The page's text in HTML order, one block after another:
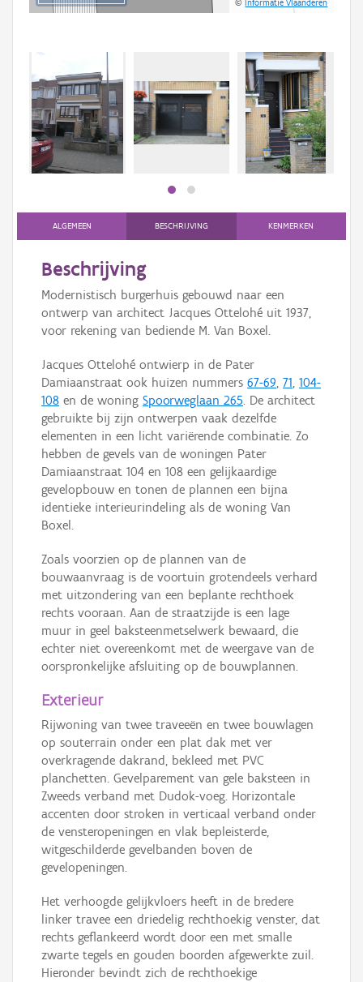
©Informatie Vlaanderen
ALGEMEEN BESCHRIJVING KENMERKEN
Beschrijving
Modernistisch burgerhuis gebouwd naar een
ontwerp van architect Jacques Ottelohé uit 1937,
voor rekening van bediende M. Van Boxel.
Jacques Ottelohé ontwierp in de Pater
Damiaanstraat ook huizen nummers 67-69, 71, 104-
108 en de woning Spoorweglaan 265. De architect
gebruikte bij zijn ontwerpen vaak dezelfde
elementen in een licht variërende combinatie. Zo
hebben de gevels van de woningen Pater
Damiaanstraat 104 en 108 een gelijkaardige
gevelopbouw en tonen de plannen een bijna
identieke interieurindeling als de woning Van
Boxel.
Zoals voorzien op de plannen van de
bouwaanvraag is de voortuin grotendeels verhard
met uitzondering van een beplante rechthoek
rechts vooraan. Aan de straatzijde is een lage
muur in geel baksteenmetselwerk bewaard, die
echter niet overeenkomt met de weergave van de
oorspronkelijke afsluiting op de bouwplannen.
Exterieur
Rijwoning van twee traveeën en twee bouwlagen
op souterrain onder een plat dak met ver
overkragende dakrand, bekleed met PVC
planchetten. Gevelparement van gele baksteen in
Zweeds verband met Dudok-voeg. Horizontale
accenten door stroken in verticaal verband onder
de vensteropeningen en vlak bepleisterde,
witgeschilderde gevelbanden boven de
gevelopeningen.
Het verhoogde gelijkvloers heeft in de bredere
linker travee een driedelig rechthoekig venster, dat
rechts geflankeerd wordt door een met smalle
zwarte tegels en gouden boorden afgewerkte zuil.
Hieronder bevindt zich de rechthoekige